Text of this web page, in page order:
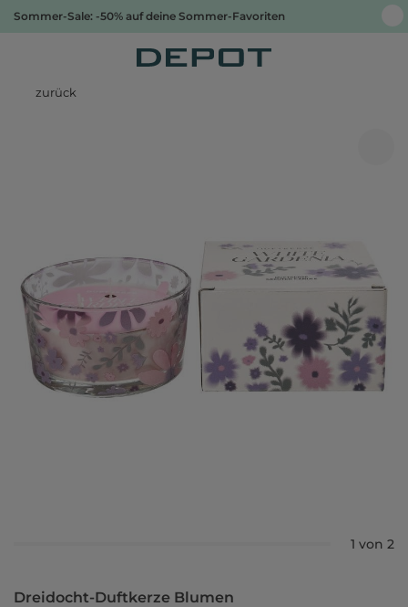
Sommer-Sale: -50% auf deine Sommer-Favoriten
zurück
1 von 2
Dreidocht-Duftkerze Blumen